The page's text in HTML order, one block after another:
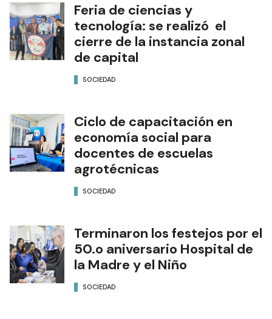
Feria de ciencias y
tecnología: se realizó el
cierre de la instancia zonal
de capital
SOCIEDAD
Ciclo de capacitación en
economía social para
docentes de escuelas
agrotécnicas
SOCIEDAD
Terminaron los festejos por el
50.o aniversario Hospital de
la Madre y el Niño
SOCIEDAD